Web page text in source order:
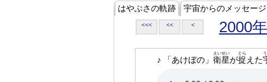
はやぶさの軌跡 宇宙からのメッセージ
<<< << < 2000
♪ 「あけぼの」 衛星
えいせい
が捉
とら
えた